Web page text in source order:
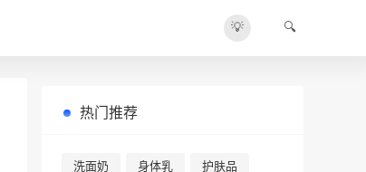
💡 🔍
热门推荐
洗面奶 身体乳 护肤品